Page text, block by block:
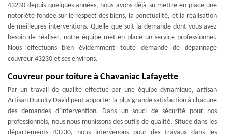
43230 depuis quelques années, nous avons déjà su mettre en place une
notoriété fondée sur le respect des biens, la ponctualité, et la réalisation
de meilleures interventions. Quelle que soit la demande dont vous avez
besoin de réaliser, notre équipe met en place un service professionnel.
Nous effectuons bien évidemment toute demande de dépannage
couvreur 43230 et ses environs.
Couvreur pour toiture à Chavaniac Lafayette
Par un travail de qualité effectué par une équipe dynamique, artisan
Artisan Duculty David peut apporter la plus grande satisfaction à chacune
des demandes d’intervention. Dans un souci de sécurité pour nos
professionnels, nous nous munissons des outils de qualité. Située dans les
départements 43230, nous intervenons pour des travaux dans les